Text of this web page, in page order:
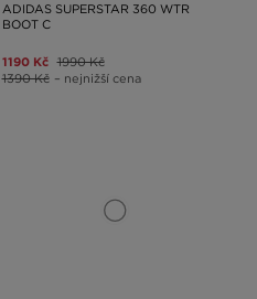
ADIDAS SUPERSTAR 360 WTR
BOOT C
1190 Kč 1990 Kč
1390 Kč – nejnižší cena